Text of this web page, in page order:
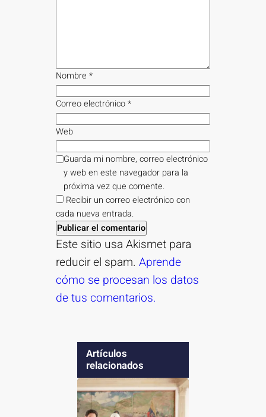
Nombre*
Correo electrónico*
Web
Guarda mi nombre, correo electrónico
y web en este navegador para la
próxima vez que comente.
Recibir un correo electrónico con
cada nueva entrada.
Este sitio usa Akismet para
reducir el spam.Aprende
cómo se procesan los datos
de tus comentarios.
Artículos
relacionados